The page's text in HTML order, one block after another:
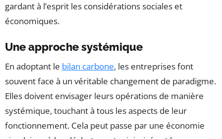
gardant à l’esprit les considérations sociales et
économiques.
Une approche systémique
En adoptant le bilan carbone, les entreprises font
souvent face à un véritable changement de paradigme.
Elles doivent envisager leurs opérations de manière
systémique, touchant à tous les aspects de leur
fonctionnement. Cela peut passe par une économie